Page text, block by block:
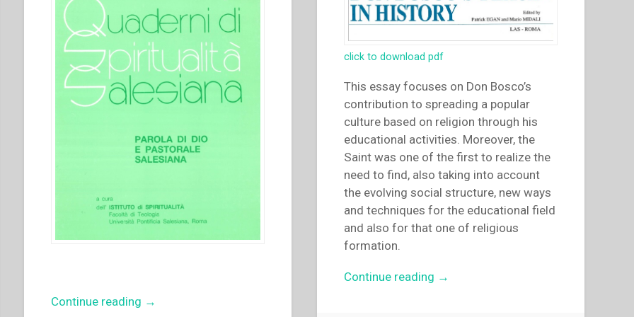
Don
Bosco
in
Italia.
150
anni
Educazione””
click to download pdf
This essay focuses on Don Bosco’s
contribution to spreading a popular
culture based on religion through his
educational activities. Moreover, the
Saint was one of the first to realize the
need to find, also taking into account
the evolving social structure, new ways
and techniques for the educational field
and also for that one of religious
formation.
Continue reading “Francesco
→
Continue reading “Joseph
→